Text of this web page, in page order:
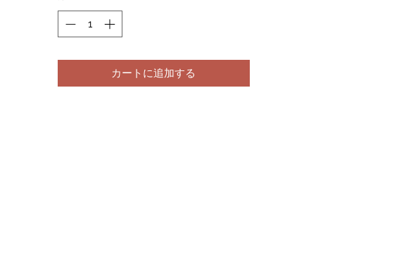
カートに追加する